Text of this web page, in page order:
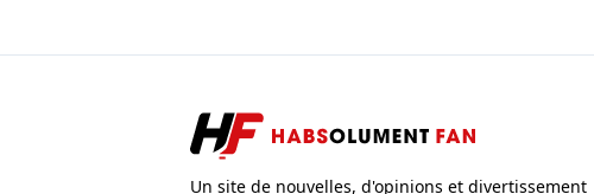
Un site de nouvelles, d'opinions et divertissement